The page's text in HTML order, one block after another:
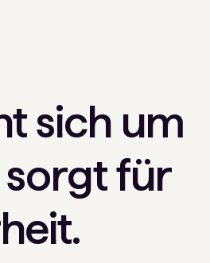
sich um
sorgt für